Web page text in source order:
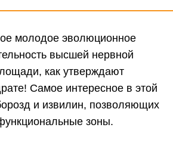
молодое эволюционное
высшей нервной
как утверждают
Самое интересное в этой
и извилин, позволяющих
зоны.